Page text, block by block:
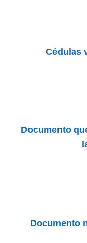
Cédulas
Documento
Documento